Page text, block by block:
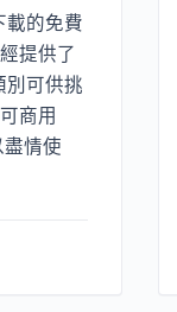
載的免費
提供了
別可供挑
商用
情使